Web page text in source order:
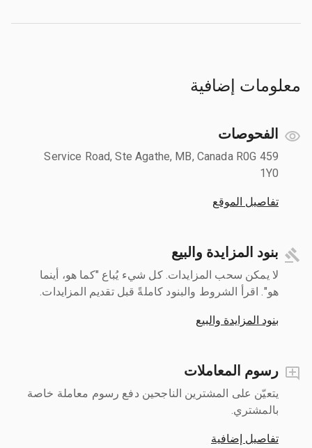
معلومات إضافية
الفحوصات
459 Service Road, Ste Agathe, MB, Canada R0G
1Y0
تفاصيل الموقع
بنود المزايدة والبيع
لا يمكن سحب المزايدات. كل شيء يُباع "كما هو، أينما
هو". اقرأ الشروط والبنود كاملةً قبل تقديم المزايدات.
بنود المزايدة والبيع
رسوم المعاملات
يتعيّن على المشترين الناجحين دفع رسوم معاملة خاصة
بالمشتري.
تفاصيل إضافية